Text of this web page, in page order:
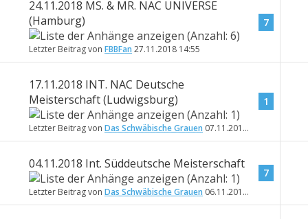
24.11.2018 MS. & MR. NAC UNIVERSE
(Hamburg)
Letzter Beitrag von FBBFan 27.11.2018 14:55
7
17.11.2018 INT. NAC Deutsche
Meisterschaft (Ludwigsburg)
Letzter Beitrag von Das Schwäbische Grauen 07.11.2018
1
04.11.2018 Int. Süddeutsche Meisterschaft
Letzter Beitrag von Das Schwäbische Grauen 06.11.2018
7